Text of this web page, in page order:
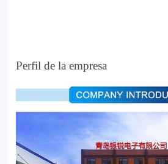
various
sizes
and
finishes.
Perfil de la empresa